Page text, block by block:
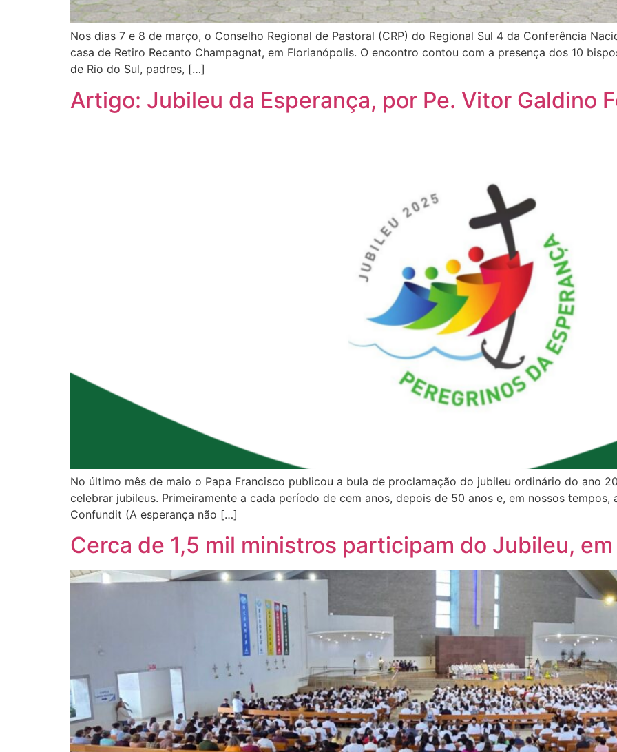
Nos dias 7 e 8 de março, o Conselho Regional de Pastoral (CRP) do Regional Sul 4 da Conferência
casa de Retiro Recanto Champagnat, em Florianópolis. O encontro contou com a presença dos 10
de Rio do Sul, padres, […]
Artigo: Jubileu da Esperança, por Pe. Vitor Galdino
No último mês de maio o Papa Francisco publicou a bula de proclamação do jubileu ordinário do ano
celebrar jubileus. Primeiramente a cada período de cem anos, depois de 50 anos e, em nossos tempos,
Confundit (A esperança não […]
Cerca de 1,5 mil ministros participam do Jubileu, em